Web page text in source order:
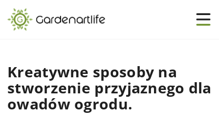
Kreatywne sposoby na
stworzenie przyjaznego dla
owadów ogrodu.